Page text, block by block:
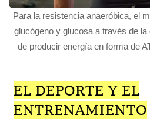
Para la resistencia anaeróbica, el
glucógeno y glucosa a través de
de producir energía en forma de
EL DEPORTE Y EL
ENTRENAMIENTO